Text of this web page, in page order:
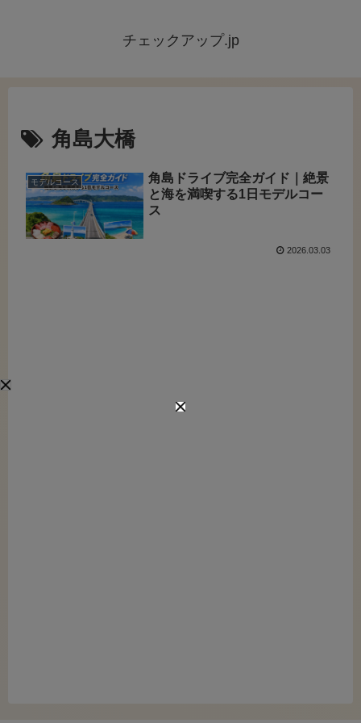
チェックアップ.jp
角島大橋
モデルコース
角島ドライブ完全ガイド｜絶景
と海を満喫する1日モデルコー
ス
2026.03.03